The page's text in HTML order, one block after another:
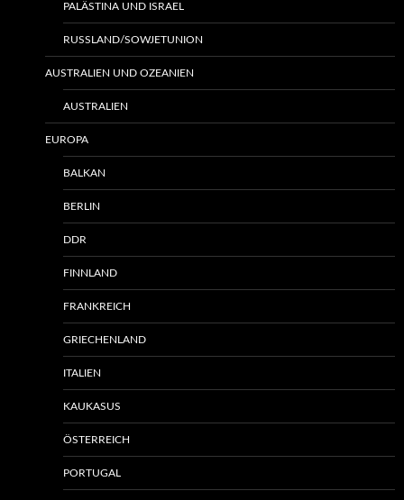
PALÄSTINA UND ISRAEL
RUSSLAND/SOWJETUNION
AUSTRALIEN UND OZEANIEN
AUSTRALIEN
EUROPA
BALKAN
BERLIN
DDR
FINNLAND
FRANKREICH
GRIECHENLAND
ITALIEN
KAUKASUS
ÖSTERREICH
PORTUGAL